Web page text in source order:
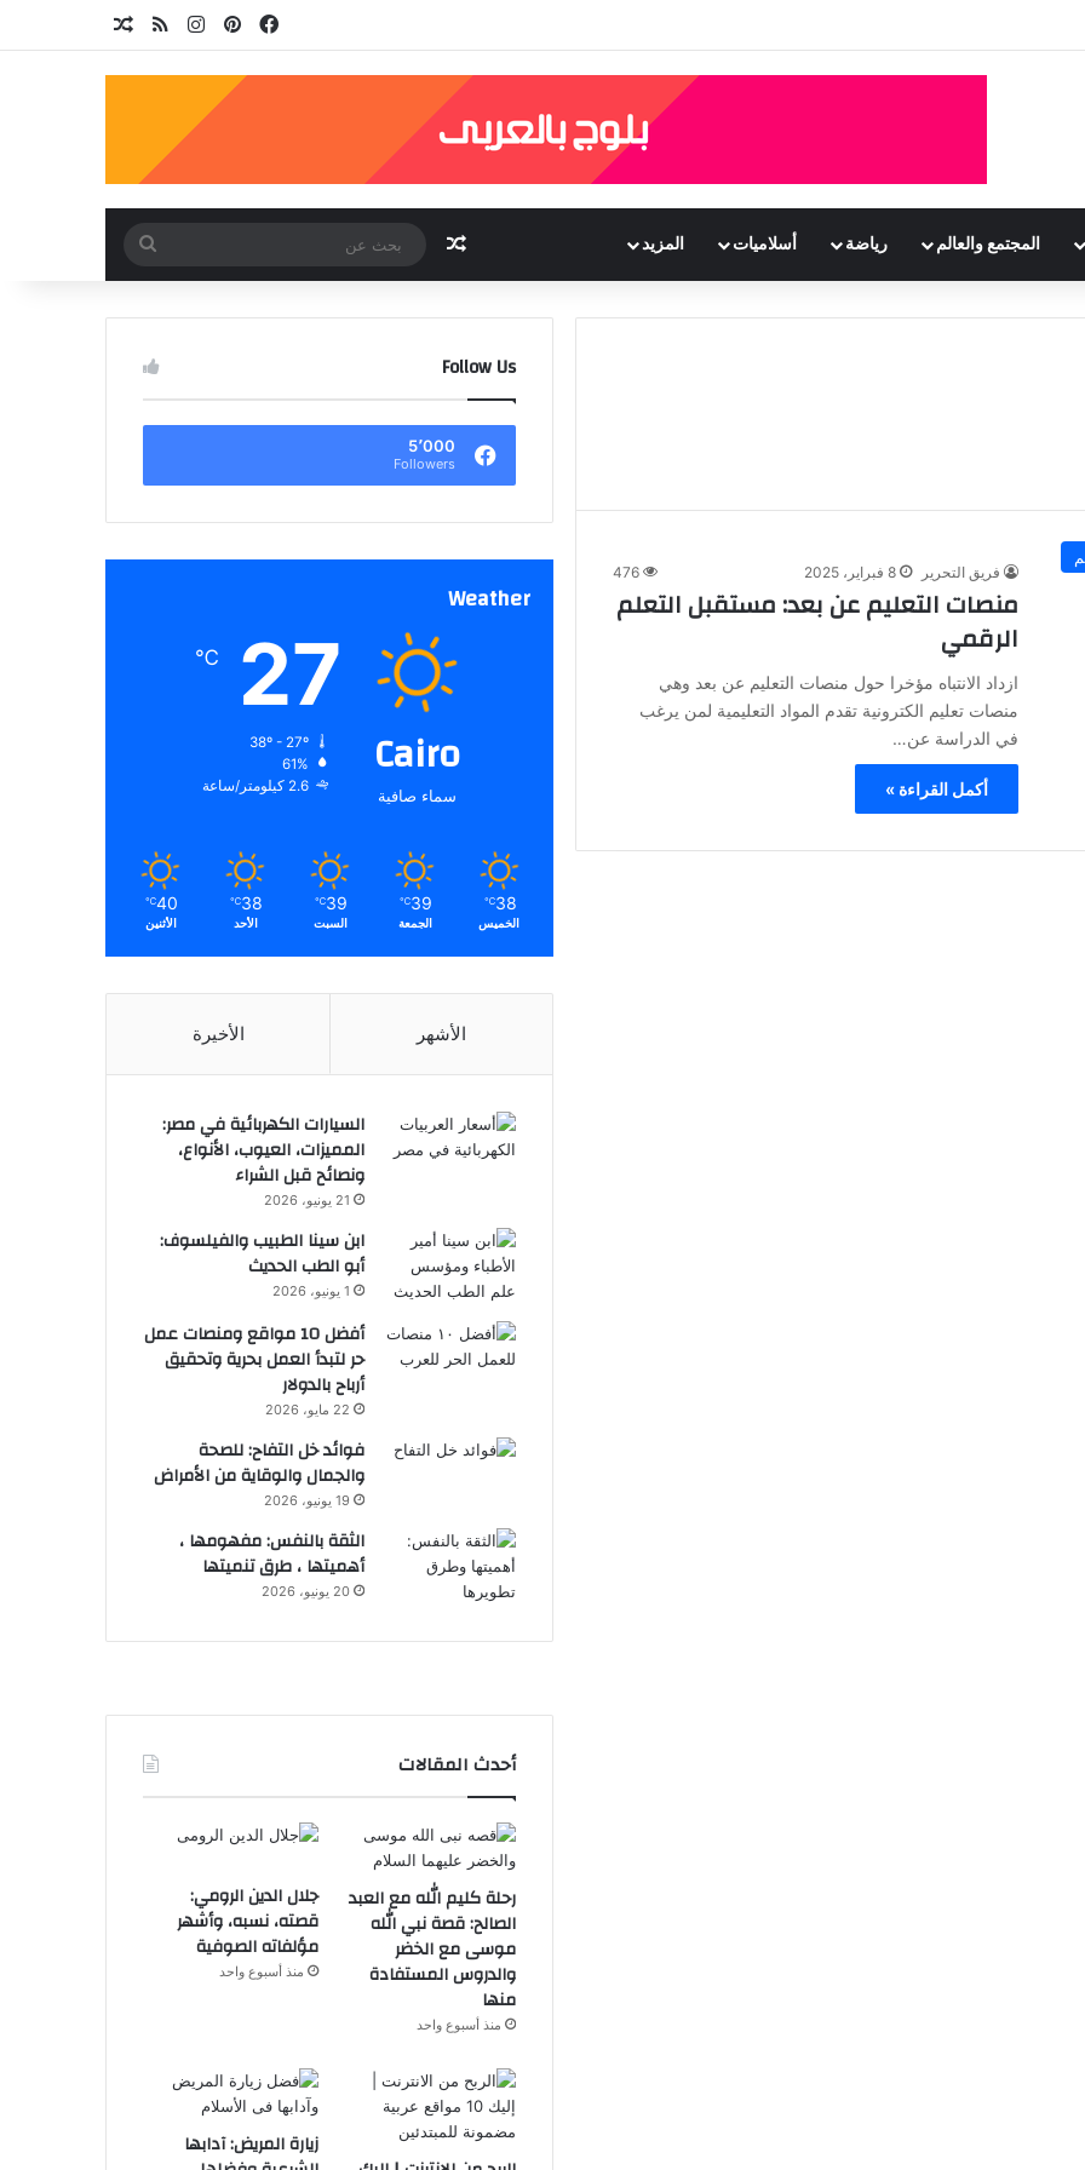
فيسبوكبينتيريستانستقرامملخص الموقع RSS
المجتمع والعالم رياضة أسلاميات المزيد مقال عشوائي
عن
فريق التحرير 8 فبراير، 2025 476
منصات التعليم عن بعد: مستقبل التعلم
الرقمي
ازداد الانتباه مؤخرا حول منصات التعليم عن بعد وهي
منصات تعليم الكترونية تقدم المواد التعليمية لمن يرغب
في الدراسة عن…
أكمل القراءة »
Follow Us
5٬000
Followers
Weather
Cairo
سماء صافية
27
℃
61%
2.6 كيلومتر/ساعة
38
℃
الخميس
39
℃
الجمعة
39
℃
السبت
38
℃
الأحد
40
℃
الأثنين
الأشهر الأخيرة
السيارات الكهربائية في مصر:
المميزات، العيوب، الأنواع،
ونصائح قبل الشراء
21 يونيو، 2026
ابن سينا الطبيب والفيلسوف:
أبو الطب الحديث
1 يونيو، 2026
أفضل 10 مواقع ومنصات عمل
حر لتبدأ العمل بحرية وتحقيق
أرباح بالدولار
22 مايو، 2026
فوائد خل التفاح: للصحة
والجمال والوقاية من الأمراض
19 يونيو، 2026
الثقة بالنفس: مفهومها ،
أهميتها ، طرق تنميتها
20 يونيو، 2026
أحدث المقالات
رحلة كليم الله مع العبد
الصالح: قصة نبي الله
موسى مع الخضر
والدروس المستفادة
منها
منذ أسبوع واحد
جلال الدين الرومي:
قصته، نسبه، وأشهر
مؤلفاته الصوفية
منذ أسبوع واحد
زيارة المريض: آدابها